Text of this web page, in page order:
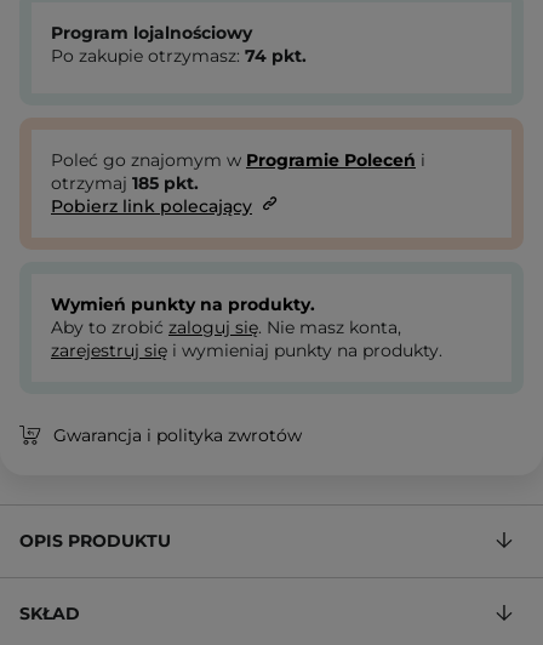
Program lojalnościowy
Po zakupie otrzymasz: 74 pkt.
Poleć go znajomym w Programie Poleceń i
otrzymaj 185 pkt.
Pobierz link polecający
Wymień punkty na produkty.
Aby to zrobić zaloguj się. Nie masz konta,
zarejestruj się i wymieniaj punkty na produkty.
Gwarancja i polityka zwrotów
OPIS PRODUKTU
SKŁAD